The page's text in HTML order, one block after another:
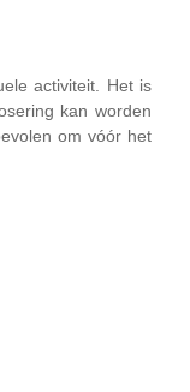
activiteit. Het is
kan worden
om vóór het